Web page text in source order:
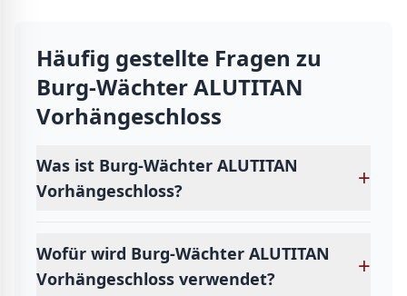
Häufig gestellte Fragen zu
Burg-Wächter ALUTITAN
Vorhängeschloss
Was ist Burg-Wächter ALUTITAN
Vorhängeschloss?
+
Wofür wird Burg-Wächter ALUTITAN
Vorhängeschloss verwendet?
+